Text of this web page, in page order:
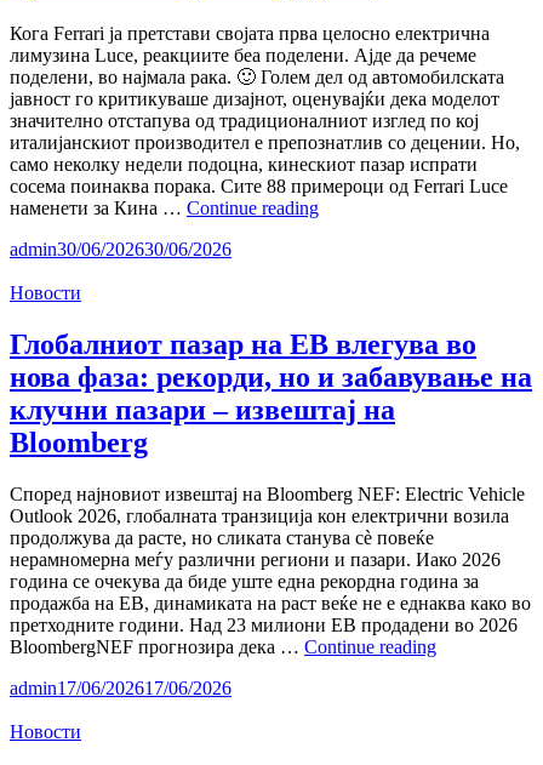
Кога Ferrari ја претстави својата прва целосно електрична
лимузина Luce, реакциите беа поделени. Ајде да речеме
поделени, во најмала рака. 🙂 Голем дел од автомобилската
јавност го критикуваше дизајнот, оценувајќи дека моделот
значително отстапува од традиционалниот изглед по кој
италијанскиот производител е препознатлив со децении. Но,
само неколку недели подоцна, кинескиот пазар испрати
сосема поинаква порака. Сите 88 примероци од Ferrari Luce
наменети за Кина … Continue readingFerrari
легендарниот
бренд
покажа
дека
престижот
продава
admin30/06/202630/06/2026
Новости
Глобалниот пазар на ЕВ влегува во
нова фаза: рекорди, но и забавување на
клучни пазари – извештај на
Bloomberg
Според најновиот извештај на Bloomberg NEF: Electric Vehicle
Outlook 2026, глобалната транзиција кон електрични возила
продолжува да расте, но сликата станува сè повеќе
нерамномерна меѓу различни региони и пазари. Иако 2026
година се очекува да биде уште една рекордна година за
продажба на ЕВ, динамиката на раст веќе не е еднаква како во
претходните години. Над 23 милиони ЕВ продадени во 2026
BloombergNEF прогнозира дека … Continue readingГлобалниот
admin17/06/202617/06/2026
Новости